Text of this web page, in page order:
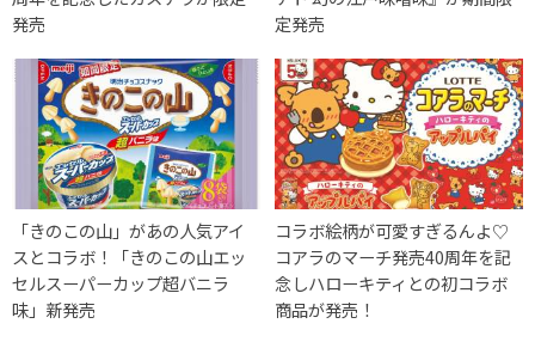
発売
定発売
「きのこの山」があの人気アイ
スとコラボ！「きのこの山エッ
セルスーパーカップ超バニラ
味」新発売
コラボ絵柄が可愛すぎるんよ♡
コアラのマーチ発売40周年を記
念しハローキティとの初コラボ
商品が発売！